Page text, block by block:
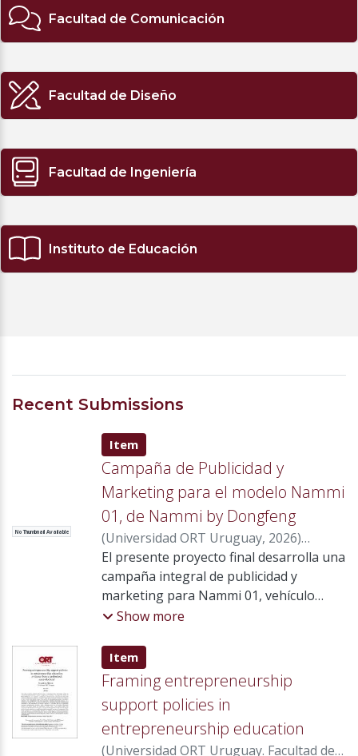
Facultad de Comunicación
Facultad de Diseño
Facultad de Ingeniería
Instituto de Educación
Recent Submissions
No Thumbnail Available
Item type:
Item,
Campaña de Publicidad y
Marketing para el modelo Nammi
01, de Nammi by Dongfeng
(Universidad ORT Uruguay, 2026)
Levinsky Oberlander, Carolina;Mendez
Ferraz, Emanuel;María Souto, Carlos
Mir Bonino, Sebastián; Bourgeois
Wyaux, Marie France
El presente proyecto final desarrolla una
campaña integral de publicidad y
marketing para Nammi 01, vehículo
hatchback 100 % eléctrico
by Dongfeng, con el objetivo de
fortalecer su posicionamiento y
consolidar su participación en un
mercado de movilidad eléctrica en
constante crecimiento. En 2025 se
comercializaron 71.442 vehículos, de los
Show more
Item type:
Item,
Framing entrepreneurship
support policies in
entrepreneurship education
(Universidad ORT Uruguay. Facultad de